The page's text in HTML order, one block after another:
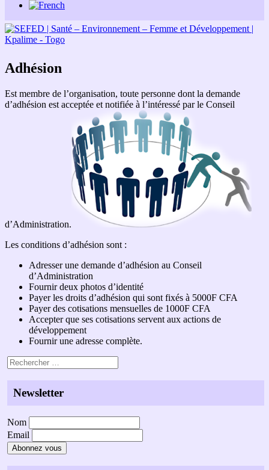
Adhésion
Est membre de l’organisation, toute personne dont la demande
d’adhésion est acceptée et notifiée à l’intéressé par le Conseil
d’Administration.
Les conditions d’adhésion sont :
Adresser une demande d’adhésion au Conseil
d’Administration
Fournir deux photos d’identité
Payer les droits d’adhésion qui sont fixés à 5000F CFA
Payer des cotisations mensuelles de 1000F CFA
Accepter que ses cotisations servent aux actions de
développement
Fournir une adresse complète.
Newsletter
Nom
Email